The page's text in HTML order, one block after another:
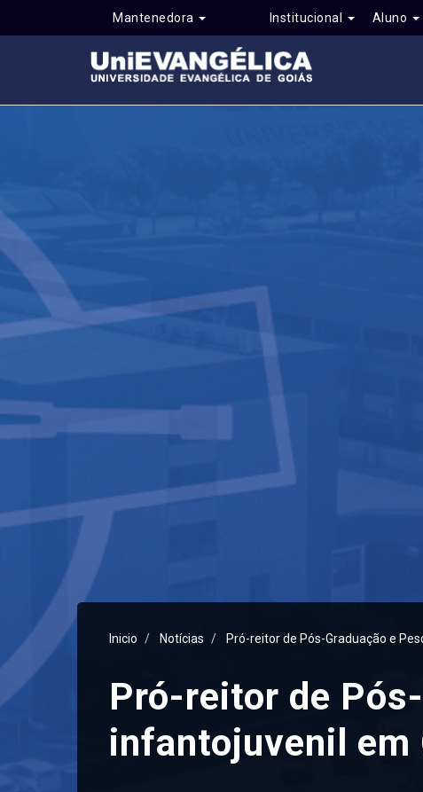
Mantenedora Institucional Aluno
Inicio Notícias Pró-reitor de Pós-Graduação e
Pró-reitor de
infantojuvenil em